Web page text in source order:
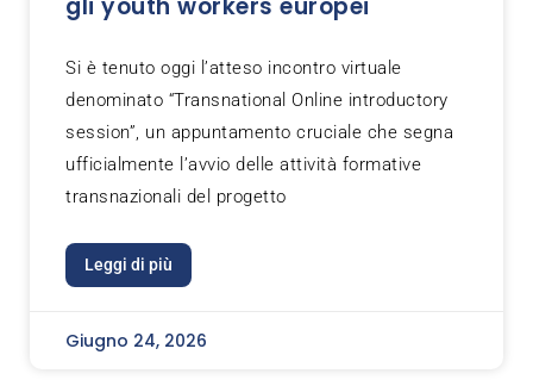
Si è tenuto oggi l’atteso incontro virtuale
denominato “Transnational Online introductory
session”, un appuntamento cruciale che segna
ufficialmente l’avvio delle attività formative
transnazionali del progetto
Leggi di più
Giugno 24, 2026